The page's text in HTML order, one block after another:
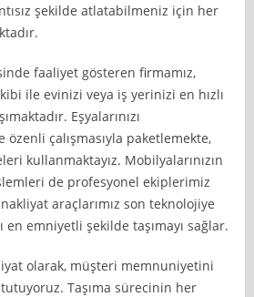
şekilde atlatabilmeniz için her
faaliyet gösteren firmamız,
ile evinizi veya iş yerinizi en hızlı
Eşyalarınızı
özenli çalışmasıyla paketlemekte,
kullanmaktayız. Mobilyalarınızın
de profesyonel ekiplerimiz
araçlarımız son teknolojiye
en emniyetli şekilde taşımayı sağlar.
olarak, müşteri memnuniyetini
Taşıma sürecinin her